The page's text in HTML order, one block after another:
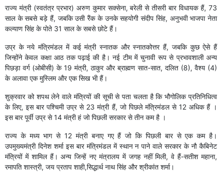
राज्य मंत्री (स्वतंत्र प्रभार) अरुण कुमार सक्सेना, बरेली से तीसरी बार विधायक हैं, 73
साल के सबसे बड़े हैं, जबकि उसी रैंक के उनके सहयोगी संदीप सिंह, अनुभवी भाजपा नेता
कल्याण सिंह के पोते 31 साल के सबसे छोटे हैं।
उप्र के नये मंत्रिमंडल में कई मंत्री स्नातक और स्नातकोत्तर हैं, जबकि कुछ ऐसे हैं
जिन्होंने केवल कक्षा आठ तक पढ़ाई की है। नई टीम में चुनावी रूप से प्रभावशाली अन्य
पिछड़ा वर्ग (ओबीसी) के 19 मंत्री, ठाकुर और ब्राह्मण सात-सात, दलित (8), वैश्य (4)
के अलावा एक मुस्लिम और एक सिख भी हैं।
शुक्रवार को शपथ लेने वाले मंत्रियों की सूची से पता चलता है कि भौगोलिक प्रतिनिधित्व
के लिए, इस बार पश्चिमी उप्र से 23 मंत्री हैं, जो पिछले मंत्रिमंडल से 12 अधिक हैं ।
इस बार पूर्वी उप्र से 14 मंत्री हं जो पिछली सरकार से तीन कम है ।
राज्य के मध्य भाग से 12 मंत्री बनाए गए हैं जो कि पिछली बार से एक कम है।
उपमुख्यमंत्री दिनेश शर्मा इस बार मंत्रिमंडल में स्थान न पाने वाले सरकार के नौ कैबिनेट
मंत्रियों में शामिल हैं। अन्य जिन्हें नए मंत्रालय में जगह नहीं मिली, वे हैं-सतीश महाना,
रमापति शास्त्री, जय प्रताप शाही,सिद्धार्थ नाथ सिंह और श्रीकांत शर्मा।